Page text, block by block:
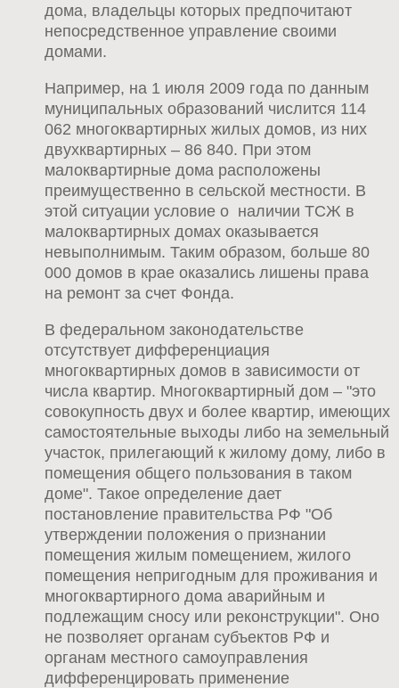
дома, владельцы которых предпочитают
непосредственное управление своими
домами.
Например, на 1 июля 2009 года по данным
муниципальных образований числится 114
062 многоквартирных жилых домов, из них
двухквартирных – 86 840. При этом
малоквартирные дома расположены
преимущественно в сельской местности. В
этой ситуации условие о наличии ТСЖ в
малоквартирных домах оказывается
невыполнимым. Таким образом, больше 80
000 домов в крае оказались лишены права
на ремонт за счет Фонда.
В федеральном законодательстве
отсутствует дифференциация
многоквартирных домов в зависимости от
числа квартир. Многоквартирный дом – "это
совокупность двух и более квартир, имеющих
самостоятельные выходы либо на земельный
участок, прилегающий к жилому дому, либо в
помещения общего пользования в таком
доме". Такое определение дает
постановление правительства РФ "Об
утверждении положения о признании
помещения жилым помещением, жилого
помещения непригодным для проживания и
многоквартирного дома аварийным и
подлежащим сносу или реконструкции". Оно
не позволяет органам субъектов РФ и
органам местного самоуправления
дифференцировать применение